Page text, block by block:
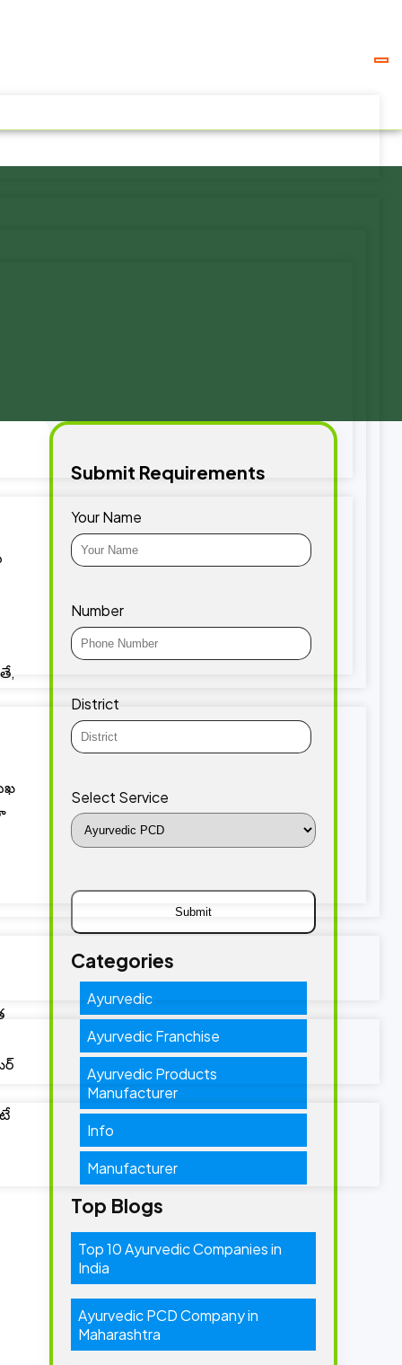
Submit Requirements
Your Name
Number
District
Select Service
Categories
Ayurvedic
Ayurvedic Franchise
Ayurvedic Products
Manufacturer
Info
Manufacturer
Top Blogs
Top 10 Ayurvedic Companies in
India
Ayurvedic PCD Company in
Maharashtra